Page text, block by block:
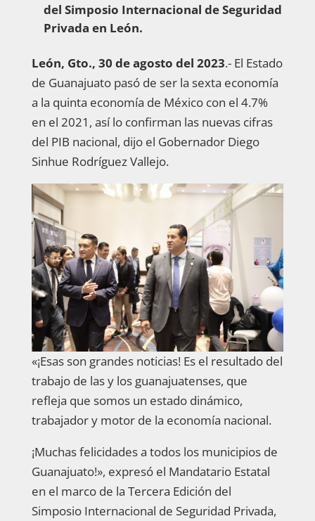
del Simposio Internacional de Seguridad
Privada en León.
León, Gto., 30 de agosto del 2023.- El Estado
de Guanajuato pasó de ser la sexta economía
a la quinta economía de México con el 4.7%
en el 2021, así lo confirman las nuevas cifras
del PIB nacional, dijo el Gobernador Diego
Sinhue Rodríguez Vallejo.
«¡Esas son grandes noticias! Es el resultado del
trabajo de las y los guanajuatenses, que
refleja que somos un estado dinámico,
trabajador y motor de la economía nacional.
¡Muchas felicidades a todos los municipios de
Guanajuato!», expresó el Mandatario Estatal
en el marco de la Tercera Edición del
Simposio Internacional de Seguridad Privada,